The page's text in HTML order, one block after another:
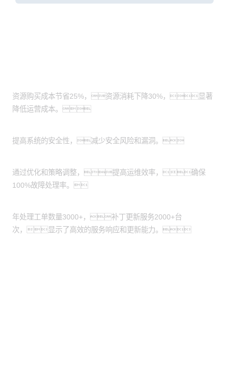
资源购买成本节省25%，资源消耗下降30%，显著
降低运营成本。
提高系统的安全性，减少安全风险和漏洞。
通过优化和策略调整，提高运维效率，确保
100%故障处理率。
年处理工单数量3000+，补丁更新服务2000+台
次，显示了高效的服务响应和更新能力。